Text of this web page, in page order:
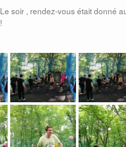
Le soir , rendez-vous était donné
!